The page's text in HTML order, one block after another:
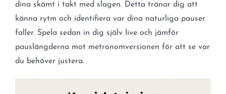
dina skämt i takt med slagen. Detta tränar dig att
känna rytm och identifiera var dina naturliga pauser
faller. Spela sedan in dig själv live och jämför
pauslängderna mot metronomversionen för att se var
du behöver justera.